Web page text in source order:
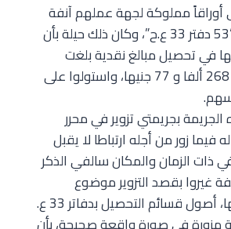
أوراقاً مملوكة لجهة عملهم آنفة
البيان عبارة عن “53 دفتر 33 ع.ح”، وكان ذلك حيلة بأن
في تحصيل مبالغ نقدية بلغت
قيمتها مليون و 268 ألفا و 77 جنيها، واستولوا على
بجريمتي تزوير في محرر
زور من أجله ارتباطا لا يقبل
ذات الزمان والمكان سالفي الذكر
غيروا بقصد التزوير موضوع
السندات وأحوالها، أصول قسائم التحصيل بدفاتر 33 ع.